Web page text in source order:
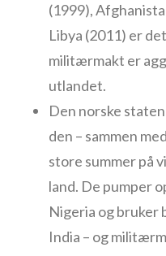
(1999),
Libya (2011) er
militærmakt er
utlandet.
Den norske
den – sammen
store summer på
land. De pumper
Nigeria og bruker
India – og